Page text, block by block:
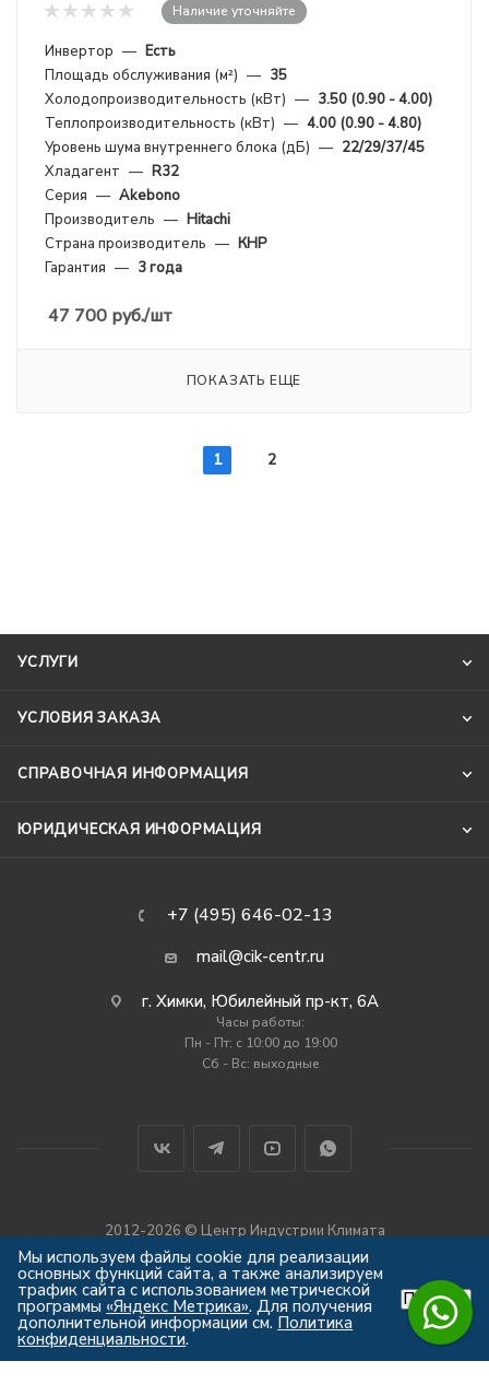
Наличие уточняйте
Инвертор — Есть
Площадь обслуживания (м²) — 35
Холодопроизводительность (кВт) — 3.50 (0.90 - 4.00)
Теплопроизводительность (кВт) — 4.00 (0.90 - 4.80)
Уровень шума внутреннего блока (дБ) — 22/29/37/45
Хладагент — R32
Серия — Akebono
Производитель — Hitachi
Страна производитель — КНР
Гарантия — 3 года
47 700 руб./шт
ПОКАЗАТЬ ЕЩЕ
1 2
УСЛУГИ
УСЛОВИЯ ЗАКАЗА
СПРАВОЧНАЯ ИНФОРМАЦИЯ
ЮРИДИЧЕСКАЯ ИНФОРМАЦИЯ
+7 (495) 646-02-13
mail@cik-centr.ru
г. Химки, Юбилейный пр-кт, 6А
Часы работы:
Пн - Пт: c 10:00 до 19:00
Сб - Вс: выходные
2012-2026 © Центр Индустрии Климата
Все права защищены
Мы используем файлы cookie для реализации
основных функций сайта, а также анализируем
трафик сайта с использованием метрической
программы «Яндекс Метрика». Для получения
дополнительной информации см. Политика
конфиденциальности.
Принять